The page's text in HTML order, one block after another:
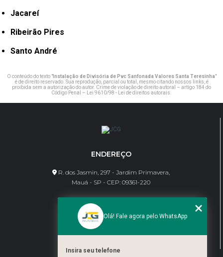
Jacareí
Ribeirão Pires
Santo André
O conteúdo do texto "Instalação de Divisória de Pvc Sanfonada Valores Santa Teresinha"
é de direito reservado. Sua reprodução, parcial ou total, mesmo citando nossos links, é
proibida sem a autorização do autor. Crime de violação de direito autoral – artigo 184 do
Código Penal –
Lei 9610/98 - Lei de direitos autorais
ENDEREÇO
R. dos Jasmin, 297 - Jardim Primavera,
Mauá - SP - CEP: 09361-220
CONTATO
(11) 95462-8630
bene@jcgdivisorias.com
Olá! Fale agora pelo WhatsApp
Insira seu telefone